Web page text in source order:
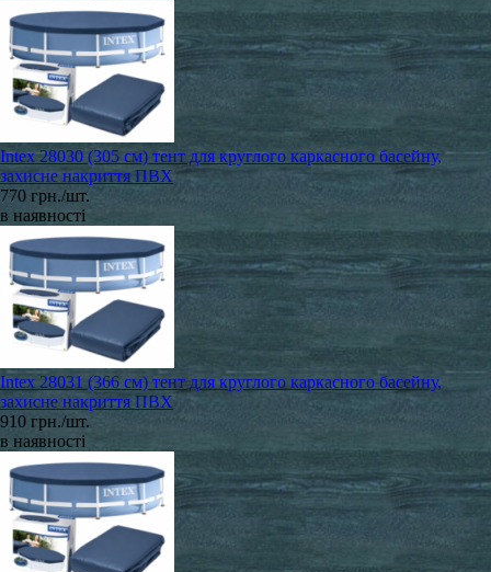
Intex 28030 (305 см) тент для круглого каркасного басейну,
захисне накриття ПВХ
770 грн./шт.
в наявності
Intex 28031 (366 см) тент для круглого каркасного басейну,
захисне накриття ПВХ
910 грн./шт.
в наявності